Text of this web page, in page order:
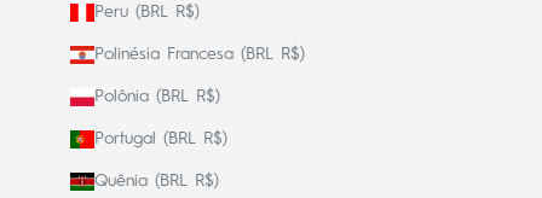
Peru (BRL R$)
Polinésia Francesa (BRL R$)
Polônia (BRL R$)
Portugal (BRL R$)
Quênia (BRL R$)